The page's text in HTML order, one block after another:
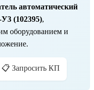
автоматический
(102395),
оборудованием и
📋 Запросить КП